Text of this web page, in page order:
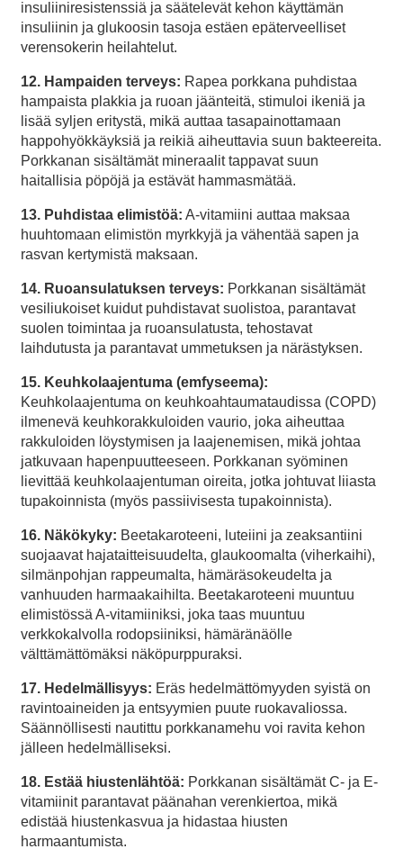
insuliiniresistenssiä ja säätelevät kehon käyttämän
insuliinin ja glukoosin tasoja estäen epäterveelliset
verensokerin heilahtelut.
12. Hampaiden terveys: Rapea porkkana puhdistaa
hampaista plakkia ja ruoan jäänteitä, stimuloi ikeniä ja
lisää syljen eritystä, mikä auttaa tasapainottamaan
happohyökkäyksiä ja reikiä aiheuttavia suun bakteereita.
Porkkanan sisältämät mineraalit tappavat suun
haitallisia pöpöjä ja estävät hammasmätää.
13. Puhdistaa elimistöä: A-vitamiini auttaa maksaa
huuhtomaan elimistön myrkkyjä ja vähentää sapen ja
rasvan kertymistä maksaan.
14. Ruoansulatuksen terveys: Porkkanan sisältämät
vesiliukoiset kuidut puhdistavat suolistoa, parantavat
suolen toimintaa ja ruoansulatusta, tehostavat
laihdutusta ja parantavat ummetuksen ja närästyksen.
15. Keuhkolaajentuma (emfyseema):
Keuhkolaajentuma on keuhkoahtaumataudissa (COPD)
ilmenevä keuhkorakkuloiden vaurio, joka aiheuttaa
rakkuloiden löystymisen ja laajenemisen, mikä johtaa
jatkuvaan hapenpuutteeseen. Porkkanan syöminen
lievittää keuhkolaajentuman oireita, jotka johtuvat liiasta
tupakoinnista (myös passiivisesta tupakoinnista).
16. Näkökyky: Beetakaroteeni, luteiini ja zeaksantiini
suojaavat hajataitteisuudelta, glaukoomalta (viherkaihi),
silmänpohjan rappeumalta, hämäräsokeudelta ja
vanhuuden harmaakaihilta. Beetakaroteeni muuntuu
elimistössä A-vitamiiniksi, joka taas muuntuu
verkkokalvolla rodopsiiniksi, hämäränäölle
välttämättömäksi näköpurppuraksi.
17. Hedelmällisyys: Eräs hedelmättömyyden syistä on
ravintoaineiden ja entsyymien puute ruokavaliossa.
Säännöllisesti nautittu porkkanamehu voi ravita kehon
jälleen hedelmälliseksi.
18. Estää hiustenlähtöä: Porkkanan sisältämät C- ja E-
vitamiinit parantavat päänahan verenkiertoa, mikä
edistää hiustenkasvua ja hidastaa hiusten
harmaantumista.